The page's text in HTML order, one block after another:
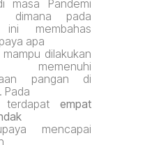
masa Pandemi
dimana pada
ini membahas
apa
dilakukan
pangan di
Pada
terdapat empat
mencapai